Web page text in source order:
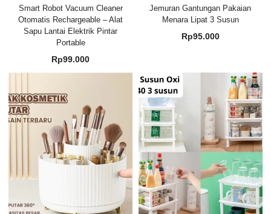
Smart Robot Vacuum Cleaner
Otomatis Rechargeable – Alat
Sapu Lantai Elektrik Pintar
Portable
Rp99.000
Jemuran Gantungan Pakaian
Menara Lipat 3 Susun
Rp95.000